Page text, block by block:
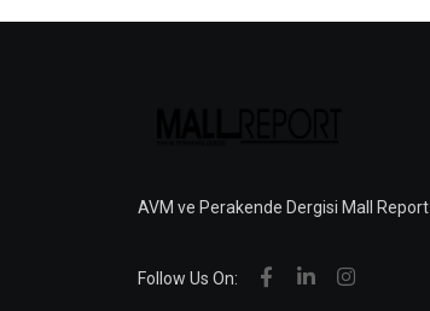
AVM ve Perakende Dergisi Mall Report
Follow Us On: